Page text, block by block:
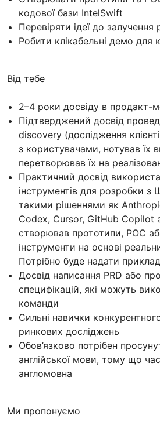
кодової бази IntelSwift
Перевіряти ідеї до залучення
Робити клікабельні демо для
Від тебе
2–4 роки досвіду в продакт-
Підтверджений досвід
discovery (дослідження
з користувачами, нотував їх
перетворював їх на
Практичний досвід
інструментів для розробки
такими рішеннями як
Codex, Cursor, GitHub Copilot
створював прототипи, POC
інструменти на основі
Потрібно буде надати
Досвід написання PRD або
специфікацій, які можуть
команди
Сильні навички
ринкових досліджень
Обов’язково потрібен
англійської мови, тому що
англомовна
Ми пропонуємо